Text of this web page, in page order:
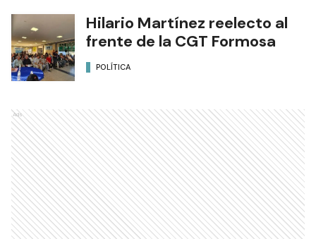
Hilario Martínez reelecto al
frente de la CGT Formosa
POLÍTICA
Ads